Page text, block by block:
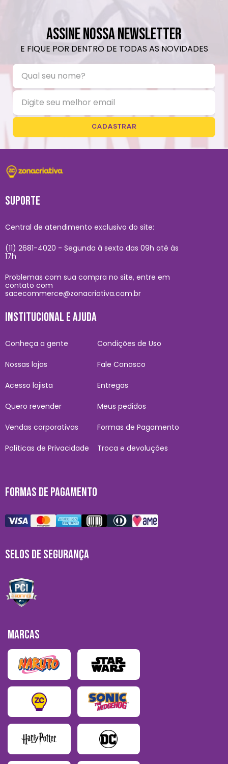
ASSINE NOSSA NEWSLETTER
E FIQUE POR DENTRO DE TODAS AS NOVIDADES
CADASTRAR
SUPORTE
Central de atendimento exclusivo do site:
(11) 2681-4020 - Segunda à sexta das 09h até às
17h
Problemas com sua compra no site, entre em
contato com
sacecommerce@zonacriativa.com.br
INSTITUCIONAL E AJUDA
Conheça a gente
Nossas lojas
Acesso lojista
Quero revender
Vendas corporativas
Políticas de Privacidade
Condições de Uso
Fale Conosco
Entregas
Meus pedidos
Formas de Pagamento
Troca e devoluções
FORMAS DE PAGAMENTO
SELOS DE SEGURANÇA
MARCAS